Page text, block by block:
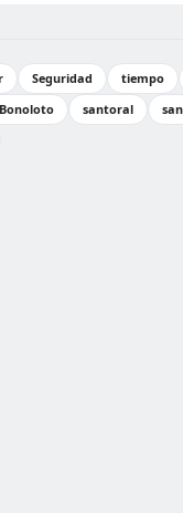
Seguridad tiempo
Bonoloto santoral